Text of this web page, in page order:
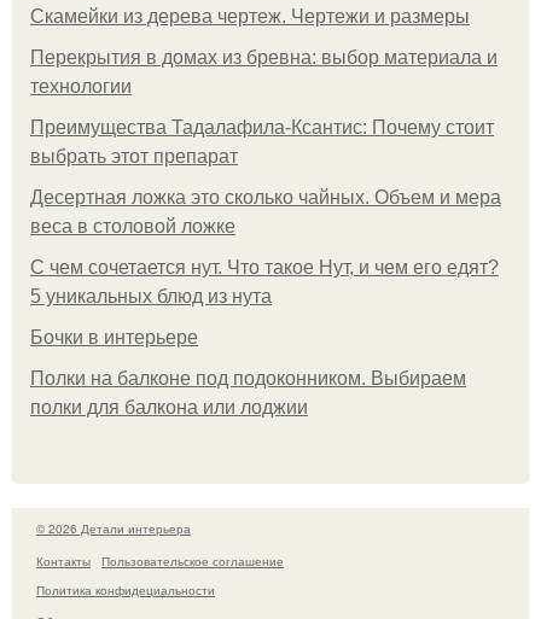
Скамейки из дерева чертеж. Чертежи и размеры
Перекрытия в домах из бревна: выбор материала и
технологии
Преимущества Тадалафила-Ксантис: Почему стоит
выбрать этот препарат
Десертная ложка это сколько чайных. Объем и мера
веса в столовой ложке
С чем сочетается нут. Что такое Нут, и чем его едят?
5 уникальных блюд из нута
Бочки в интерьере
Полки на балконе под подоконником. Выбираем
полки для балкона или лоджии
© 2026 Детали интерьера
Контакты
Пользовательское соглашение
Политика конфидециальности